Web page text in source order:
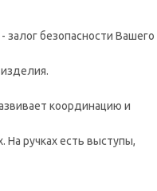
безопасности Вашего
координацию и
На ручках есть выступы,